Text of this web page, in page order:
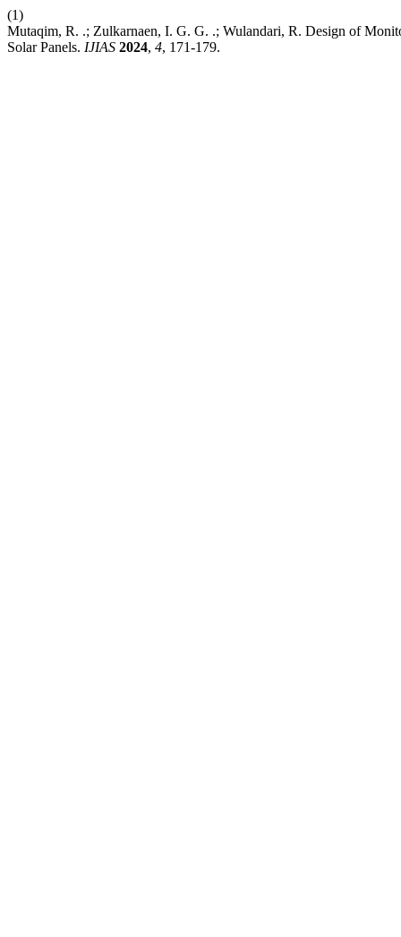
(1)
Mutaqim, R. .; Zulkarnaen, I. G. G. .; Wulandari, R. Design of
Solar Panels. IJIAS 2024, 4, 171-179.